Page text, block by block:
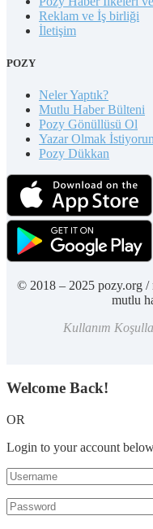
Reklam ve İş birliği
İletişim
POZY
Neler Yaptık?
Mutlu Haber Bülteni
Pozy Gönüllüsü Ol
Yazar Olmak
Pozy Dükkan
© 2018 – 2025 pozy.org /
mutlu
Kullanım
Welcome Back!
OR
Login to your account